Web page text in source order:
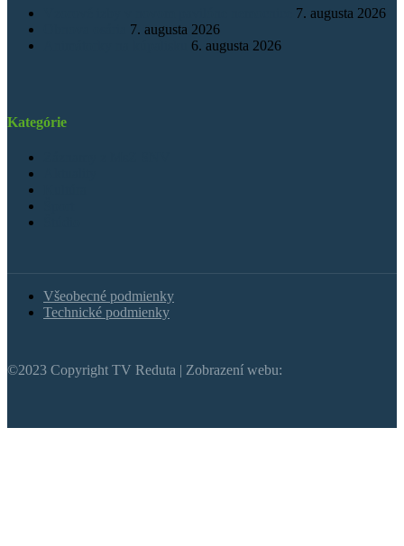
7. augusta 2026
7. augusta 2026
6. augusta 2026
Kategórie
Všeobecné podmienky
Technické podmienky
©2023 Copyright TV Reduta | Zobrazení webu: